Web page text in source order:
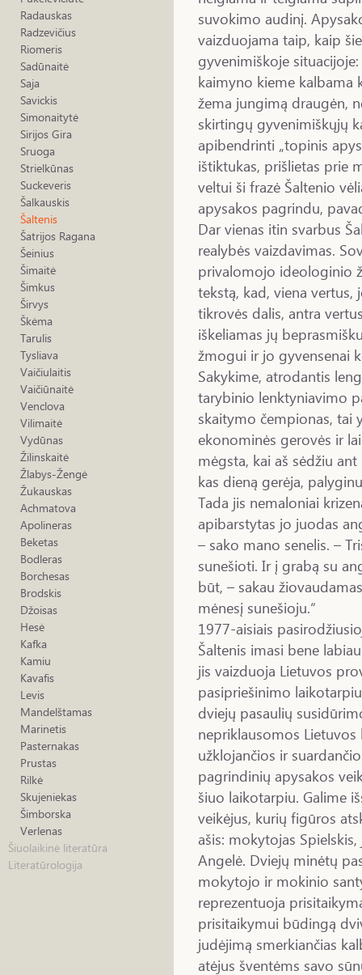
Radauskas
Radzevičius
Riomeris
Sadūnaitė
Saja
Savickis
Simonaitytė
Sirijos Gira
Sruoga
Strielkūnas
Suckeveris
Šalkauskis
Šaltenis
Šatrijos Ragana
Šeinius
Šimaitė
Šimkus
Širvys
Škėma
Tarulis
Tysliava
Vaičiulaitis
Vaičiūnaitė
Venclova
Vilimaitė
Vydūnas
Žilinskaitė
Žlabys-Žengė
Žukauskas
Achmatova
Apolineras
Beketas
Bodleras
Borchesas
Brodskis
Džoisas
Hesė
Kafka
Kamiu
Kavafis
Levis
Mandelštamas
Marinetis
Pasternakas
Prustas
Rilkė
Skujeniekas
Šimborska
Verlenas
Šiuolaikinė literatūra
Literatūrologija
suvokimo audinį.
vaizduojama taip, kaip
gyvenimiškoje
kaimyno kieme kalbama
žema jungimą draugėn,
skirtingų gyvenimiškųjų
apibendrinti „topinis
ištiktukas, prišlietas prie
veltui ši frazė Šaltenio
apysakos pagrindu,
Dar vienas itin svarbus
realybės vaizdavimas.
privalomojo ideologinio
tekstą, kad, viena
tikrovės dalis, antra
iškeliamas jų
žmogui ir jo gyvensenai
Sakykime, atrodantis
tarybinio lenktyniavimo
skaitymo čempionas, tai
ekonominės gerovės ir
mėgsta, kai aš sėdžiu
kas dieną gerėja,
Tada jis nemaloniai
apibarstytas jo juodas
– sako mano senelis. –
sunešioti. Ir į grabą su
būt, – sakau
mėnesį sunešioju.“
1977-aisiais
Šaltenis imasi bene
jis vaizduoja Lietuvos
pasipriešinimo
dviejų pasaulių
nepriklausomos
užklojančios ir
pagrindinių apysakos
šiuo laikotarpiu. Galime
veikėjus, kurių figūros
ašis: mokytojas
Angelė. Dviejų minėtų
mokytojo ir mokinio
reprezentuoja
prisitaikymui būdingą
judėjimą smerkiančias
atėjus šventėms savo